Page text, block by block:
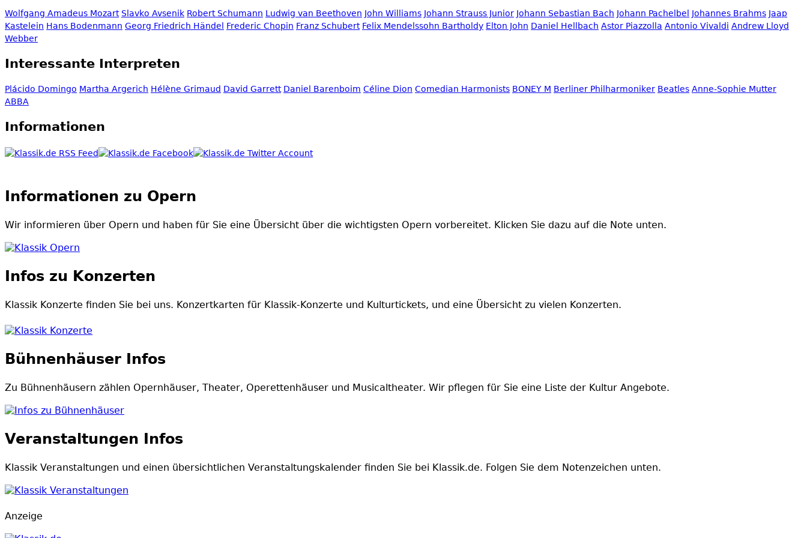
Wolfgang Amadeus Mozart Slavko Avsenik Robert Schumann Ludwig van Beethoven John Williams Johann Strauss Junior Johann Sebastian Bach Johann Pachelbel Johannes Brahms Jaap
Kastelein Hans Bodenmann Georg Friedrich Händel Frederic Chopin Franz Schubert Felix Mendelssohn Bartholdy Elton John Daniel Hellbach Astor Piazzolla Antonio Vivaldi Andrew Lloyd
Webber
Interessante Interpreten
Plácido Domingo Martha Argerich Hélène Grimaud David Garrett Daniel Barenboim Céline Dion Comedian Harmonists BONEY M Berliner Philharmoniker Beatles Anne-Sophie Mutter
ABBA
Informationen
Informationen zu Opern
Wir informieren über Opern und haben für Sie eine Übersicht über die wichtigsten Opern vorbereitet. Klicken Sie dazu auf die Note unten.
Klassik Opern
Infos zu Konzerten
Klassik Konzerte finden Sie bei uns. Konzertkarten für Klassik-Konzerte und Kulturtickets, und eine Übersicht zu vielen Konzerten.
Klassik Konzerte
Bühnenhäuser Infos
Zu Bühnenhäusern zählen Opernhäuser, Theater, Operettenhäuser und Musicaltheater. Wir pflegen für Sie eine Liste der Kultur Angebote.
Infos zu Bühnenhäuser
Veranstaltungen Infos
Klassik Veranstaltungen und einen übersichtlichen Veranstaltungskalender finden Sie bei Klassik.de. Folgen Sie dem Notenzeichen unten.
Klassik Veranstaltungen
Anzeige